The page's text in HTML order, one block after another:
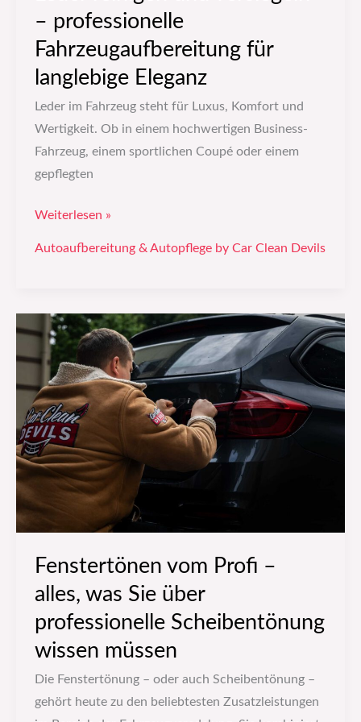
– professionelle
Fahrzeugaufbereitung für
langlebige Eleganz
Leder im Fahrzeug steht für Luxus, Komfort und
Wertigkeit. Ob in einem hochwertigen Business-
Fahrzeug, einem sportlichen Coupé oder einem
gepflegten
Weiterlesen »
Autoaufbereitung & Autopflege by Car Clean Devils
Fenstertönen vom Profi –
alles, was Sie über
professionelle Scheibentönung
wissen müssen
Die Fenstertönung – oder auch Scheibentönung –
gehört heute zu den beliebtesten Zusatzleistungen
Fenstertönen
vom
Profi
–
alles,
was
Sie
über
professionelle
Scheibentönung
müssen